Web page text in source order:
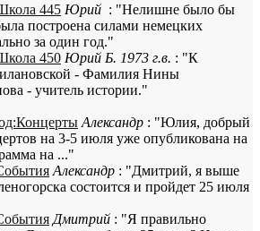
445 Юрий : "Нелишне было бы
построена силами немецких
за один год."
450 Юрий Б. 1973 г.в. : "К
- Фамилия Нины
- учитель истории."
Александр : "Юлия, добрый
на 3-5 июля уже опубликована на
на ..."
Александр : "Дмитрий, я выше
состоится и пройдет 25 июля
Дмитрий : "Я правильно